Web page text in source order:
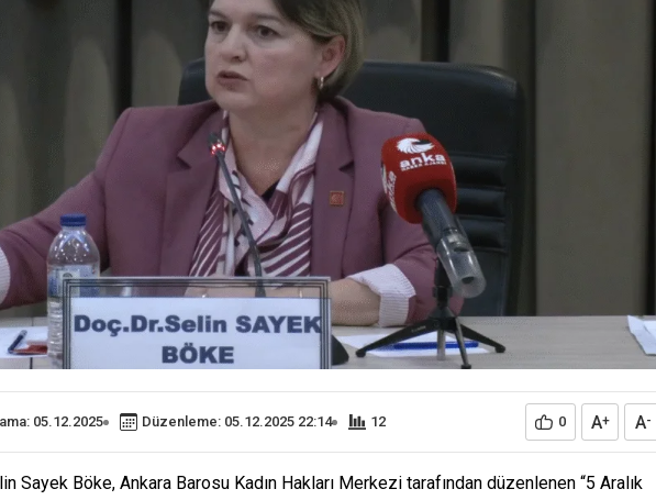
05.12.2025 Düzenleme: 05.12.2025 22:14 12 0 A+ A-
Sayek Böke, Ankara Barosu Kadın Hakları Merkezi tarafından düzenlenen “5 Aralık